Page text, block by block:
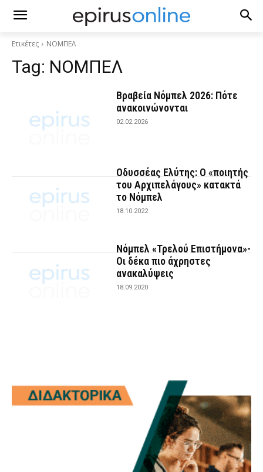
Ετικέτες ΝΟΜΠΕΛ
Tag: ΝΟΜΠΕΛ
Βραβεία Νόμπελ 2026: Πότε
ανακοινώνονται
02.02.2026
Οδυσσέας Ελύτης: Ο «ποιητής
του Αρχιπελάγους» κατακτά
το Νόμπελ
18.10.2022
Νόμπελ «Τρελού Επιστήμονα»-
Οι δέκα πιο άχρηστες
ανακαλύψεις
18.09.2020